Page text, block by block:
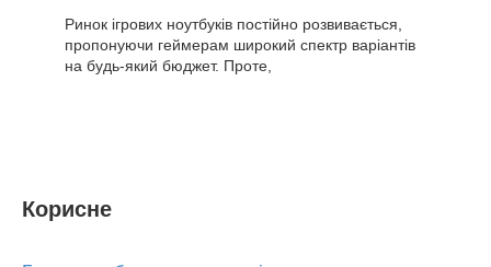
Ринок ігрових ноутбуків постійно розвивається,
пропонуючи геймерам широкий спектр варіантів
на будь-який бюджет. Проте,
Корисне